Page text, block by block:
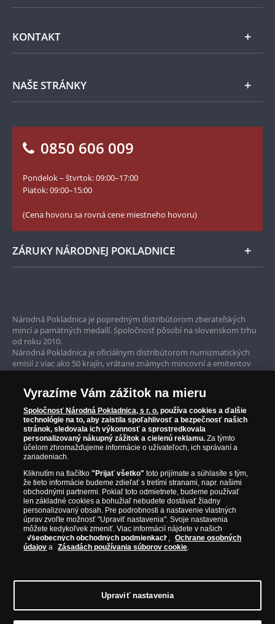
100. výročie vzniku Česko-Slovenska
Všeobecné obchodné podmienky
Ochrana osobných údajov
Numizmatické novinky
KONTAKT
NAŠE STRÁNKY
Blog Pokladnica mincí
Facebook Národnej Pokladnice
YouTube Národnej Pokladnice
0850 606 009
Pondelok – štvrtok: 09:00–17:00
Piatok: 09:00–15:00
(Cena hovoru sa rovná cene miestneho hovoru)
ZÁRUKY NÁRODNEJ POKLADNICE
Garancia najvyššej kvality
Iba originálne produkty
Národná Pokladnica je popredným distribútorom zberateľských
mincí a pamätných medailí. Spoločnosť pôsobí na slovenskom trhu
od roku 2010.
Národná Pokladnica je oficiálnym distribútorom numizmatických
emisií z viac ako 50 krajín, vrátane známych mincovní a emitentov
ako je Britská kráľovská mincovňa, Kráľovská kanadská mincovňa,
Parížska mincovňa, Nórska mincovňa, Fínska mincovňa alebo
Austrálska mincovňa Perth. Spoločnosť svojim zákazníkom a
zberateľom garantuje, že všetky produkty sú v originálnej a v
prvotriednej kvalite, čo je doložené aj priloženým Certifikátom
autentickosti.
© Copyright 2026 - Národná Pokladnica, s. r. o.; Námestie Mateja Korvína 1,
www.narodnapokladnica.sk; IČO: 45 480 206, DIČ: SK2023004302
Upraviť nastavenie súborov cookie môžetekliknutím na tento
Vyrazíme Vám zážitok na mieru
Spoločnosť Národná Pokladnica, s r. o. používa cookies a ďalšie
technológie na to, aby zaistila spoľahlivosť a bezpečnosť našich
stránok, sledovala ich výkonnosť a sprostredkovala
personalizovaný nákupný zážitok a cielenú reklamu. Za týmto
účelom zhromažďujeme informácie o užívateľoch, ich správaní a
zariadeniach.
Kliknutím na tlačítko"Prijať všetko" toto prijímate a súhlasíte s tým,
že tieto informácie budeme zdieľať s tretími stranami, napr. našimi
obchodnými partnermi. Pokiaľ toto odmietnete, budeme používať
len základné cookies a bohužiaľ nebudete dostávať žiadny
personalizovaný obsah. Pre podrobnosti a nastavenie vlastných
úprav zvoľte možnosť "Upraviť nastavenia". Svoje nastavenia
môžete kedykoľvek zmeniť. Viac informácií nájdete v našich
Všeobecných obchodných podmienkach ,
Ochrane osobných
údajov a Zásadách používania súborov cookie.
Upraviť nastavenia